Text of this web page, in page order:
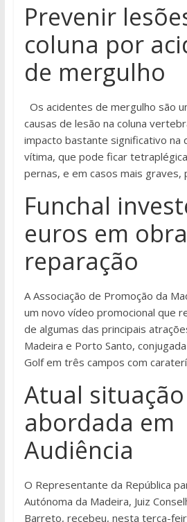
Prevenir
coluna por
de mergulho
Os acidentes de mergulho são
causas de lesão na coluna
impacto bastante significativo na
vítima, que pode ficar
pernas, e em casos mais graves,
Funchal
euros em
reparação
A Associação de Promoção da
um novo vídeo promocional que
de algumas das principais
Madeira e Porto Santo,
Golf em três campos com
Atual
abordada em
Audiência
O Representante da República
Autónoma da Madeira, Juiz
Barreto, recebeu, nesta terça-